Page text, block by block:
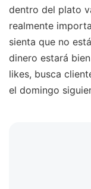
dentro del plato
realmente
sienta que no
dinero estará
likes, busca
el domingo